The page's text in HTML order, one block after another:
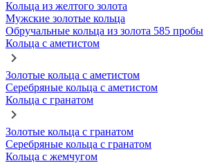
Кольца из желтого золота
Мужские золотые кольца
Обручальные кольца из золота 585 пробы
Кольца с аметистом
Золотые кольца с аметистом
Серебряные кольца с аметистом
Кольца с гранатом
Золотые кольца с гранатом
Серебряные кольца с гранатом
Кольца с жемчугом